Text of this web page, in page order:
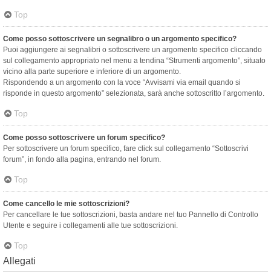
Top
Come posso sottoscrivere un segnalibro o un argomento specifico?
Puoi aggiungere ai segnalibri o sottoscrivere un argomento specifico cliccando
sul collegamento appropriato nel menu a tendina “Strumenti argomento”, situato
vicino alla parte superiore e inferiore di un argomento.
Rispondendo a un argomento con la voce “Avvisami via email quando si
risponde in questo argomento” selezionata, sarà anche sottoscritto l’argomento.
Top
Come posso sottoscrivere un forum specifico?
Per sottoscrivere un forum specifico, fare click sul collegamento “Sottoscrivi
forum”, in fondo alla pagina, entrando nel forum.
Top
Come cancello le mie sottoscrizioni?
Per cancellare le tue sottoscrizioni, basta andare nel tuo Pannello di Controllo
Utente e seguire i collegamenti alle tue sottoscrizioni.
Top
Allegati